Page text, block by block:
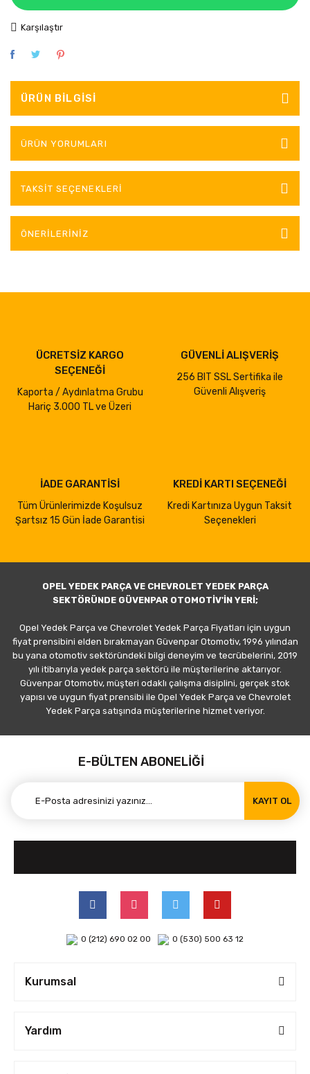
Karşılaştır
ÜRÜN BILGISI
ÜRÜN YORUMLARI
TAKSIT SEÇENEKLERI
ÖNERILERINIZ
ÜCRETSİZ KARGO
SEÇENEĞİ
Kaporta / Aydınlatma Grubu
Hariç 3.000 TL ve Üzeri
GÜVENLİ ALIŞVERİŞ
256 BIT SSL Sertifika ile
Güvenli Alışveriş
İADE GARANTİSİ
Tüm Ürünlerimizde Koşulsuz
Şartsız 15 Gün İade Garantisi
KREDİ KARTI SEÇENEĞİ
Kredi Kartınıza Uygun Taksit
Seçenekleri
OPEL YEDEK PARÇA VE CHEVROLET YEDEK PARÇA
SEKTÖRÜNDE GÜVENPAR OTOMOTİV'İN YERİ;
Opel Yedek Parça ve Chevrolet Yedek Parça Fiyatları için uygun
fiyat prensibini elden bırakmayan Güvenpar Otomotiv, 1996 yılından
bu yana otomotiv sektöründeki bilgi deneyim ve tecrübelerini, 2019
yılı itibarıyla yedek parça sektörü ile müşterilerine aktarıyor.
Güvenpar Otomotiv, müşteri odaklı çalışma disiplini, gerçek stok
yapısı ve uygun fiyat prensibi ile Opel Yedek Parça ve Chevrolet
Yedek Parça satışında müşterilerine hizmet veriyor.
E-BÜLTEN ABONELİĞİ
KAYIT OL
0 (212) 690 02 00 0 (530) 500 63 12
Kurumsal
Yardım